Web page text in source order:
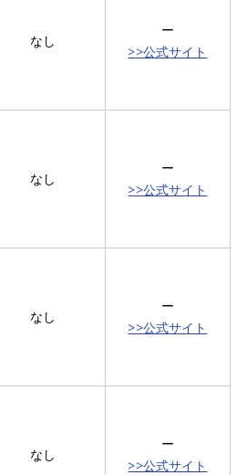
なし
ー
>>公式サイト
なし
ー
>>公式サイト
なし
ー
>>公式サイト
なし
ー
>>公式サイト